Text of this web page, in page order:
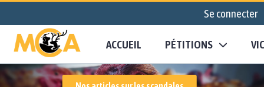
Se connecter
ACCUEIL PÉTITIONS